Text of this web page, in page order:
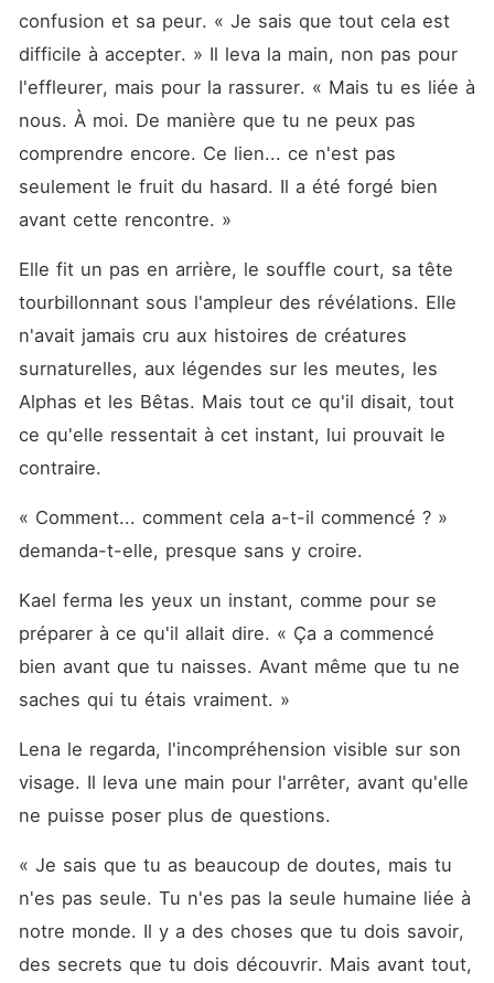
confusion et sa peur. « Je sais que tout cela est
difficile à accepter. » Il leva la main, non pas pour
l'effleurer, mais pour la rassurer. « Mais tu es liée à
nous. À moi. De manière que tu ne peux pas
comprendre encore. Ce lien... ce n'est pas
seulement le fruit du hasard. Il a été forgé bien
avant cette rencontre. »
Elle fit un pas en arrière, le souffle court, sa tête
tourbillonnant sous l'ampleur des révélations. Elle
n'avait jamais cru aux histoires de créatures
surnaturelles, aux légendes sur les meutes, les
Alphas et les Bêtas. Mais tout ce qu'il disait, tout
ce qu'elle ressentait à cet instant, lui prouvait le
contraire.
« Comment... comment cela a-t-il commencé ? »
demanda-t-elle, presque sans y croire.
Kael ferma les yeux un instant, comme pour se
préparer à ce qu'il allait dire. « Ça a commencé
bien avant que tu naisses. Avant même que tu ne
saches qui tu étais vraiment. »
Lena le regarda, l'incompréhension visible sur son
visage. Il leva une main pour l'arrêter, avant qu'elle
ne puisse poser plus de questions.
« Je sais que tu as beaucoup de doutes, mais tu
n'es pas seule. Tu n'es pas la seule humaine liée à
notre monde. Il y a des choses que tu dois savoir,
des secrets que tu dois découvrir. Mais avant tout,